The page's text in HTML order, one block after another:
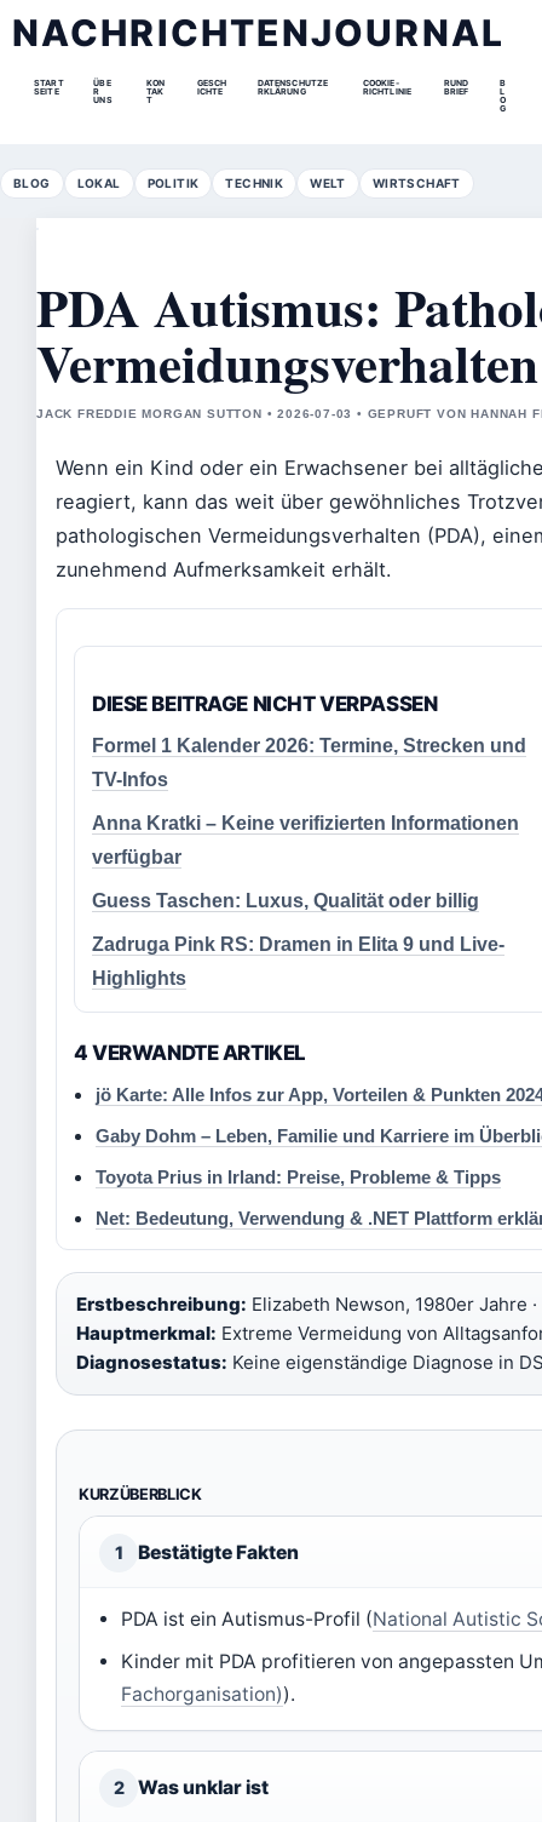
NACHRICHTENJOURNAL
START
SEITE
ÜBE
R
UNS
KON
TAK
T
GESCH
ICHTE
DATENSCHUTZE
RKLÄRUNG
COOKIE-
RICHTLINIE
RUND
BRIEF
B
L
O
G
BLOG LOKAL POLITIK TECHNIK WELT WIRTSCHAFT
PDA Autismus:
JACK FREDDIE MORGAN SUTTON • 2026-07-03 • GEPRUFT VON HANNAH
Wenn ein Kind oder ein Erwachsener bei
reagiert, kann das weit über gewöhnliches
pathologischen Vermeidungsverhalten (PDA),
zunehmend Aufmerksamkeit erhält.
DIESE BEITRAGE NICHT VERPASSEN
Formel 1 Kalender 2026: Termine, Strecken und
TV-Infos
Anna Kratki – Keine verifizierten Informationen
verfügbar
Guess Taschen: Luxus, Qualität oder billig
Zadruga Pink RS: Dramen in Elita 9 und Live-
Highlights
4 VERWANDTE ARTIKEL
jö Karte: Alle Infos zur App, Vorteilen & Punkten
Gaby Dohm – Leben, Familie und Karriere im
Toyota Prius in Irland: Preise, Probleme & Tipps
Net: Bedeutung, Verwendung & .NET Plattform
Erstbeschreibung: Elizabeth Newson, 1980er Jahre ·
Hauptmerkmal: Extreme Vermeidung von
Diagnosestatus: Keine eigenständige Diagnose in
KURZÜBERBLICK
1 Bestätigte Fakten
PDA ist ein Autismus-Profil (National Autistic
Kinder mit PDA profitieren von angepassten
Fachorganisation)).
2 Was unklar ist